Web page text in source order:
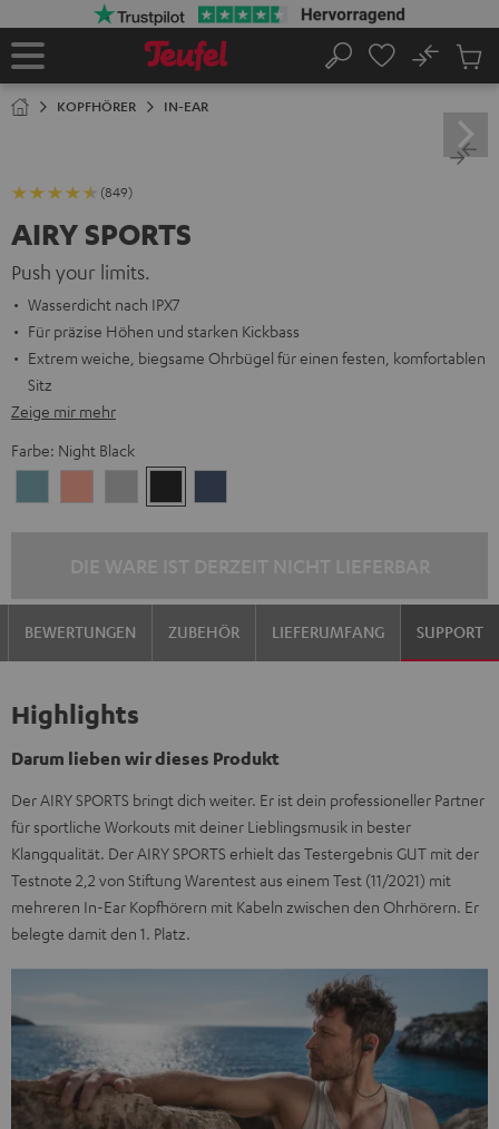
Startseite
Suche
No
KOPFHÖRER IN-EAR
(849)
AIRY SPORTS
Push your limits.
Wasserdicht nach IPX7
Für präzise Höhen und starken Kickbass
Extrem weiche, biegsame Ohrbügel für einen festen, komfortablen
Sitz
Zeige mir mehr
Farbe: Night Black
Blue
Pink
Gray
Black
BEWERTUNGEN ZUBEHÖR LIEFERUMFANG SUPPORT
Highlights
Darum lieben wir dieses Produkt
Der AIRY SPORTS bringt dich weiter. Er ist dein professioneller Partner
für sportliche Workouts mit deiner Lieblingsmusik in bester
Klangqualität. Der AIRY SPORTS erhielt das Testergebnis GUT mit der
Testnote 2,2 von Stiftung Warentest aus einem Test (11/2021) mit
mehreren In-Ear Kopfhörern mit Kabeln zwischen den Ohrhörern. Er
belegte damit den 1. Platz.